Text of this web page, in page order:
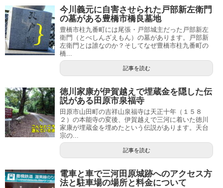
今川義元に自害させられた戸部新左衛門
の墓がある豊橋市橋良墓地
豊橋市柱九番町には尾張・戸部城主だった戸部新左
衛門（とべしんざえもん）の墓があります。戸部新
左衛門とは誰なのか？そしてなぜ豊橋市柱九番町の
橋...
記事を読む
徳川家康が伊賀越えで埋蔵金を隠した伝
説がある田原市泉福寺
田原市山田町の吉祥山泉福寺は天正十年（１５８
２）の本能寺の変後、伊賀越えで三河に着いた徳川
家康が埋蔵金を埋めたという伝説があります。天台
宗の...
記事を読む
電車と車で三河田原城跡へのアクセス方
法と駐車場の場所と料金について